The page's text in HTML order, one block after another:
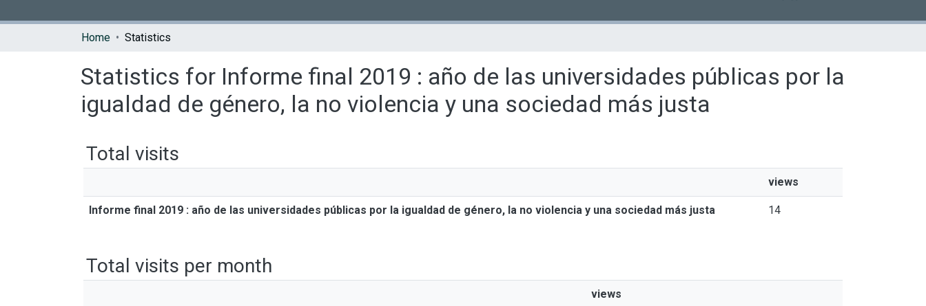
Home Statistics
Statistics for Informe final 2019 : año de las universidades públicas por la
igualdad de género, la no violencia y una sociedad más justa
Total visits
views
Informe final 2019 : año de las universidades públicas por la igualdad de género, la no violencia y una sociedad más justa 14
Total visits per month
views